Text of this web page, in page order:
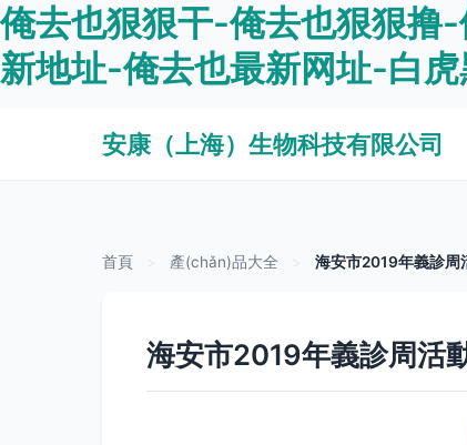
俺去也狠狠干-俺去也狠狠撸
新地址-俺去也最新网址-白
安康（上海）生物科技有限公司
首頁 產(chǎn)品大全 海安市2019年義診周
海安市2019年義診周活